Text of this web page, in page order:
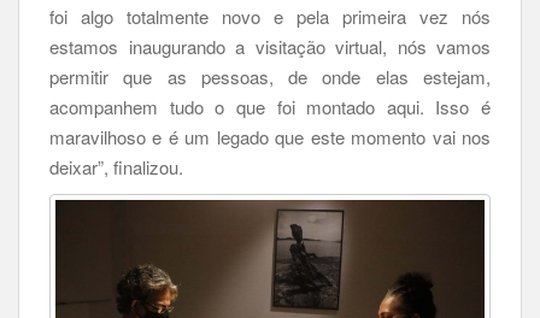
foi algo totalmente novo e pela primeira vez nós
estamos inaugurando a visitação virtual, nós vamos
permitir que as pessoas, de onde elas estejam,
acompanhem tudo o que foi montado aqui. Isso é
maravilhoso e é um legado que este momento vai nos
deixar”, finalizou.